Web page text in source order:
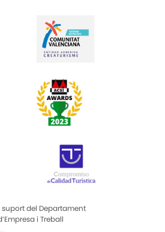
suport del Departament
i Treball